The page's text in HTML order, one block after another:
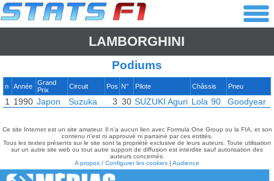
LAMBORGHINI
Podiums
n Année
Grand
Prix
Circuit Pos N° Pilote Châssis Pneu
1 1990 Japon Suzuka 3 30 SUZUKI Aguri Lola 90 Goodyear
Ce site Internet est un site amateur. Il n'a aucun lien avec Formula One Group ou la FIA, et son
contenu n'est ni approuvé ni parrainé par ces entités.
Tous les textes présents sur le site sont la propriété exclusive de leurs auteurs. Toute utilisation
sur un autre site web ou tout autre support de diffusion est interdite sauf autorisation des
auteurs concernés.
A propos / Configurer les cookies | Audience